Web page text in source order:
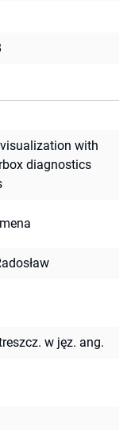
with
diagnostics
w jęz. ang.